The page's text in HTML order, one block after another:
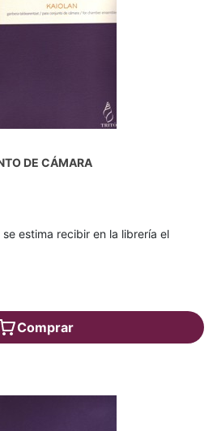
DE CÁMARA
estima recibir en la librería el
Comprar